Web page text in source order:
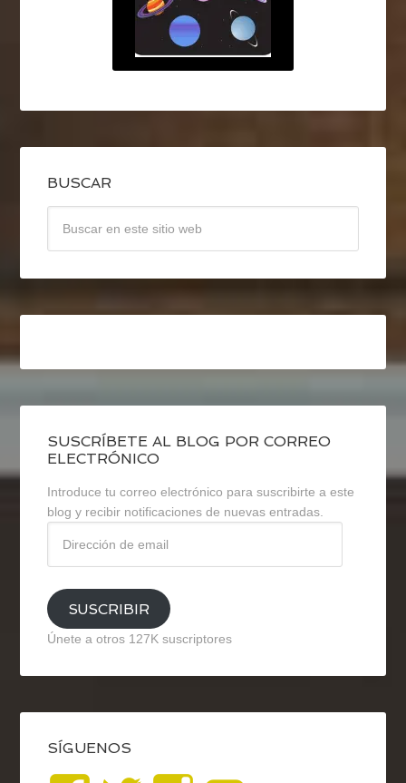
BUSCAR
SUSCRÍBETE AL BLOG POR CORREO
ELECTRÓNICO
Introduce tu correo electrónico para suscribirte a este
blog y recibir notificaciones de nuevas entradas.
email
SUSCRIBIR
Únete a otros 127K suscriptores
SÍGUENOS